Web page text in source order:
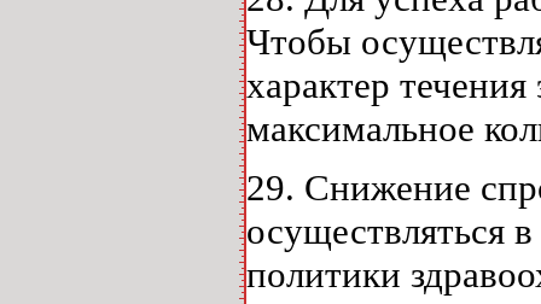
Чтобы
характер
максимальное
29. Снижение
осуществляться
политики